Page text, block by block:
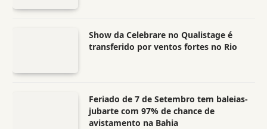
Show da Celebrare no Qualistage é
transferido por ventos fortes no Rio
Feriado de 7 de Setembro tem baleias-
jubarte com 97% de chance de
avistamento na Bahia